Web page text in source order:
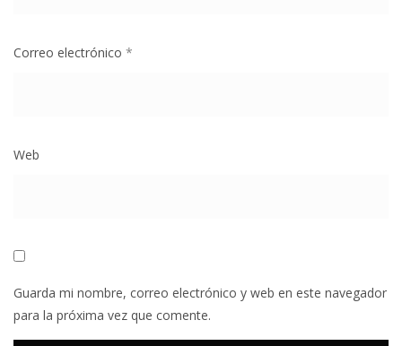
Correo electrónico *
Web
Guarda mi nombre, correo electrónico y web en este navegador
para la próxima vez que comente.